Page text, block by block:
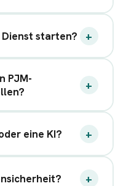
starten? +
PJM-
+
eine KI? +
+